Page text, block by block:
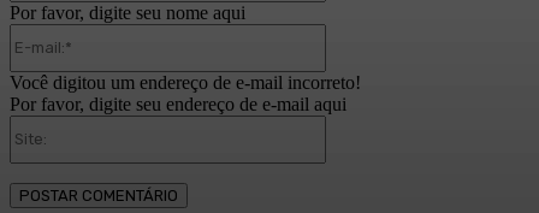
Por favor, digite seu nome aqui
Você digitou um endereço de e-mail incorreto!
Por favor, digite seu endereço de e-mail aqui